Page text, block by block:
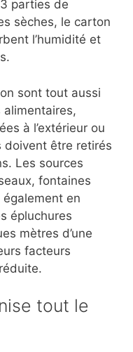
parties de
sèches, le carton
l’humidité et
sont tout aussi
à l’extérieur ou
doivent être retirés
Les sources
fontaines
en
épluchures
mètres d’une
facteurs
tout le